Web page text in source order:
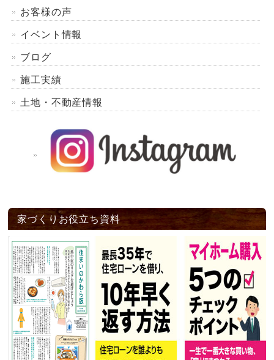
お客様の声
イベント情報
ブログ
施工実績
土地・不動産情報
家づくりお役立ち資料